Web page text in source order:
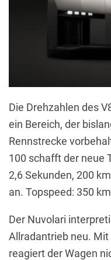
Die Drehzahlen des
ein Bereich, der
Rennstrecke
100 schafft der neue
2,6 Sekunden, 200
an. Topspeed: 350
Der Nuvolari
Allradantrieb neu. Mit
reagiert der Wagen